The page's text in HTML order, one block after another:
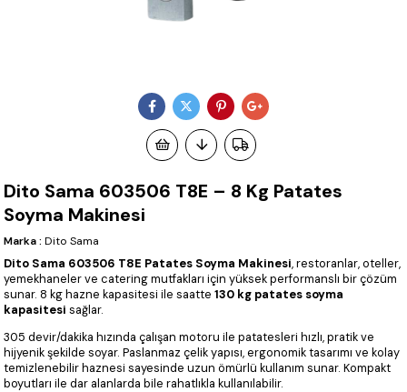
Dito Sama 603506 T8E – 8 Kg Patates
Soyma Makinesi
Marka : Dito Sama
Dito Sama 603506 T8E Patates Soyma Makinesi, restoranlar, oteller,
yemekhaneler ve catering mutfakları için yüksek performanslı bir çözüm
sunar. 8 kg hazne kapasitesi ile saatte130 kg patates soyma
kapasitesi sağlar.
305 devir/dakika hızında çalışan motoru ile patatesleri hızlı, pratik ve
hijyenik şekilde soyar. Paslanmaz çelik yapısı, ergonomik tasarımı ve kolay
temizlenebilir haznesi sayesinde uzun ömürlü kullanım sunar. Kompakt
boyutları ile dar alanlarda bile rahatlıkla kullanılabilir.